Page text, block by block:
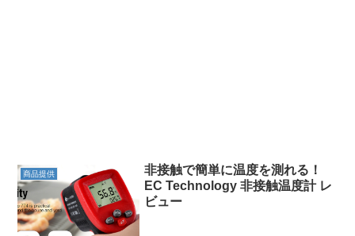
商品提供
非接触で簡単に温度を測れる！
EC Technology 非接触温度計 レ
ビュー